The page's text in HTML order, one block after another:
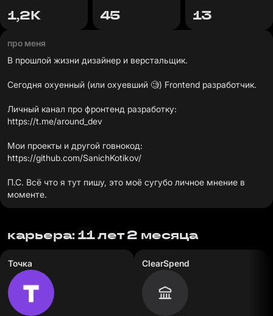
1,2К 45 13
про меня
В прошлой жизни дизайнер и верстальщик.
Сегодня охуенный (или охуевший 🧐) Frontend разработчик.
https://t.me/around_dev
https://github.com/SanichKotikov/
П.С. Всё что я тут пишу, это моё сугубо личное мнение в
моменте.
карьера: 11 лет 2 месяца
Точка ClearSpend